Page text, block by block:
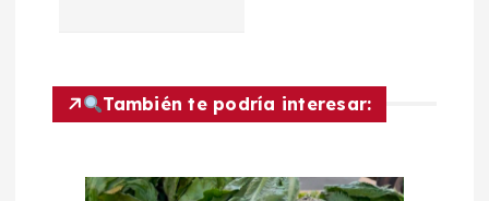
También te podría interesar: